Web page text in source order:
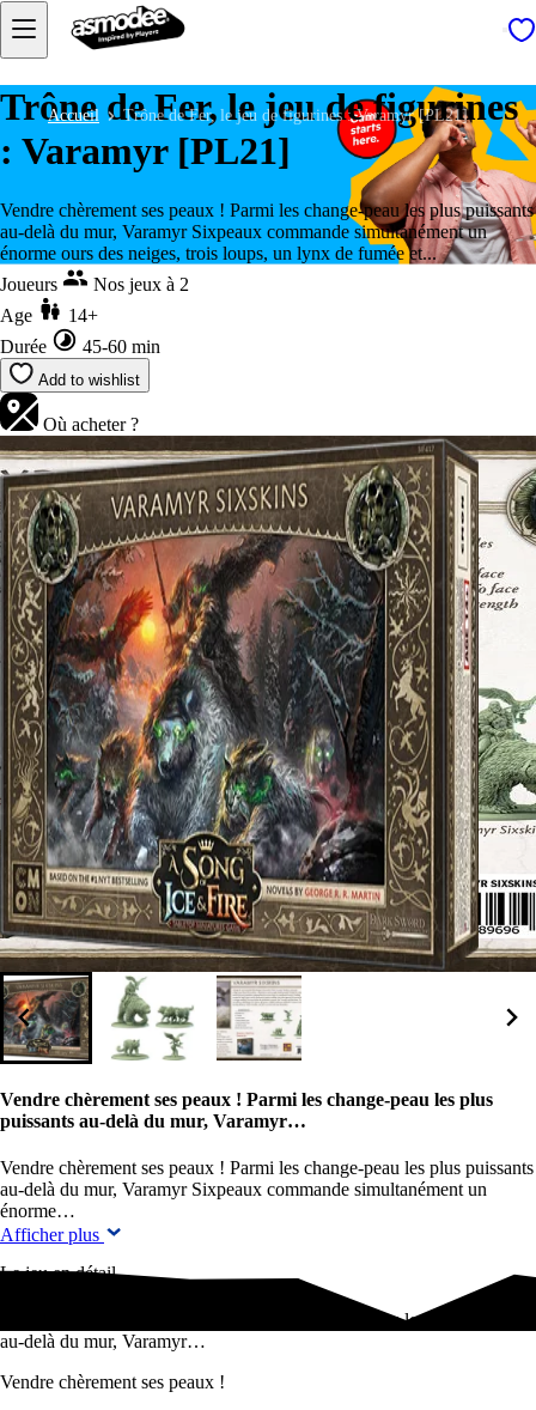
Accueil Trône de Fer, le jeu de figurines : Varamyr [PL21]
Trône de Fer, le jeu de figurines
: Varamyr [PL21]
Vendre chèrement ses peaux ! Parmi les change-peau les plus puissants
au-delà du mur, Varamyr Sixpeaux commande simultanément un
énorme ours des neiges, trois loups, un lynx de fumée et...
Joueurs
Nos jeux à 2
Age
14+
Durée
45-60 min
Add to wishlist
Où acheter ?
Vendre chèrement ses peaux ! Parmi les change-peau les plus
puissants au-delà du mur, Varamyr…
Vendre chèrement ses peaux ! Parmi les change-peau les plus puissants
au-delà du mur, Varamyr Sixpeaux commande simultanément un
énorme…
Afficher plus
Le jeu en détail
Vendre chèrement ses peaux ! Parmi les change-peau les plus puissants
au-delà du mur, Varamyr…
Vendre chèrement ses peaux !